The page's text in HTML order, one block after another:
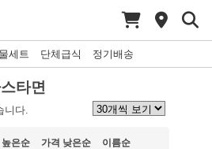
세트 단체급식 정기배송
니다.
타면
높은순 가격 낮은순 이름순